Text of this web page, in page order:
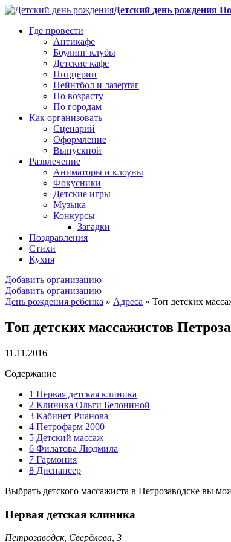
Детский день рождения
Где провести
Антикафе
Боулинг клубы
Детские кафе
Пиццерии
Пейнтбол и лазертаг
По возрасту
По городам
Как организовать
Сценарий
Оформление
Выпускной
Развлечение
Аниматоры и клоуны
Фокусники
Детские игры
Музыка
Конкурсы
Загадки
Поздравления
Стихи
Кухня
Добавить организацию
Добавить организацию
День рождения ребенка » Адреса » Топ детских
Топ детских массажистов
11.11.2016
Содержание
1 Первая детская клиника
2 Клиника Ольги Белониной
3 Кабинет Рианова
4 Петрофарм 2000
5 Детский массаж
6 Филатова Людмила
7 Гармония
8 Диспансер
Выбрать детского массажиста в Петрозаводске вы
Первая детская клиника
Петрозаводск, Свердлова, 3